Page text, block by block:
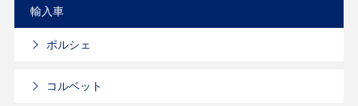
輸入車
ポルシェ
コルベット